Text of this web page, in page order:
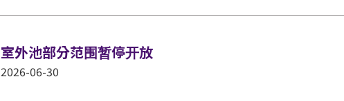
室外池部分范围暂停开放
2026-06-30